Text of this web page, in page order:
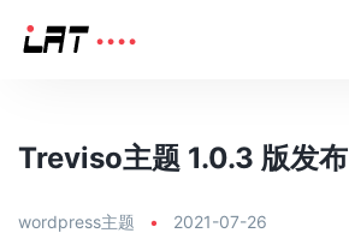
Treviso主题 1.0.3 版发布
wordpress主题 • 2021-07-26